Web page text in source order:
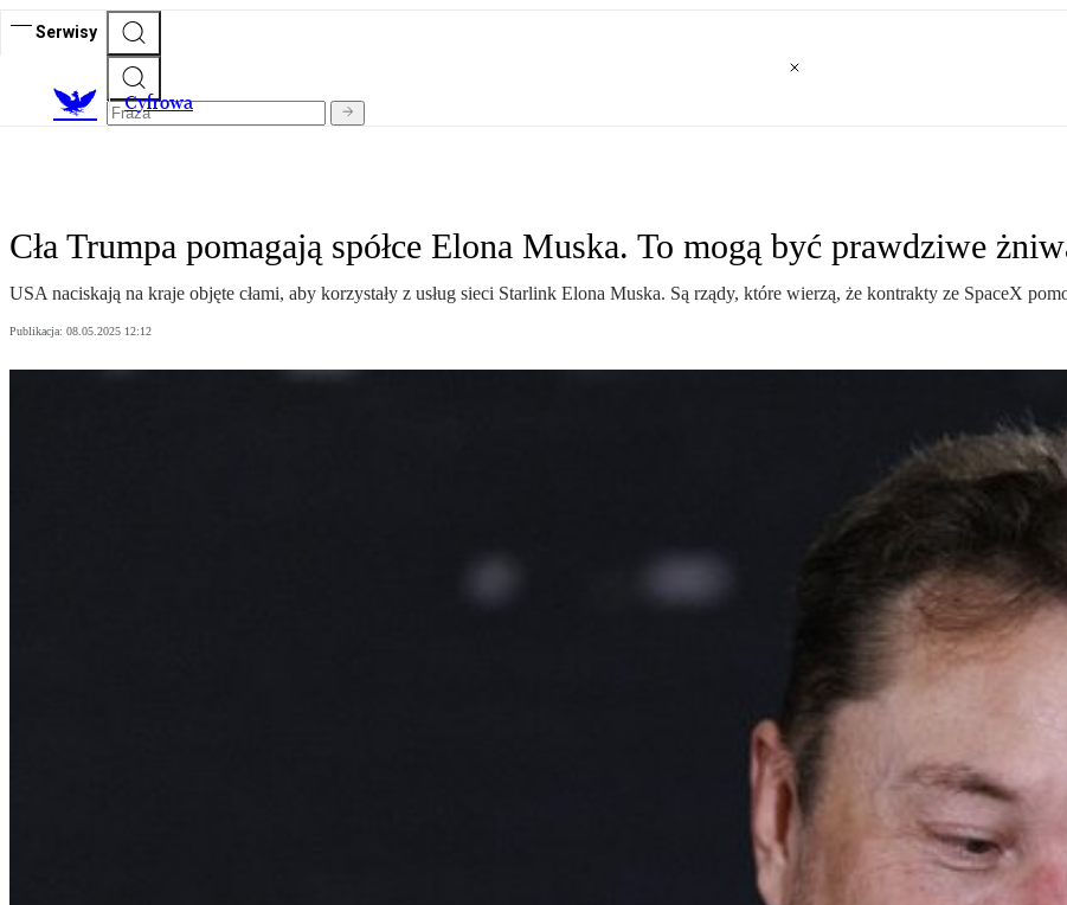
Serwisy
Cyfrowa
Cła Trumpa pomagają spółce Elona Muska. To mogą być prawdziwe
USA naciskają na kraje objęte cłami, aby korzystały z usług sieci Starlink Elona Muska. Są rządy, które wierzą, że kontrakty ze SpaceX
Publikacja: 08.05.2025 12:12